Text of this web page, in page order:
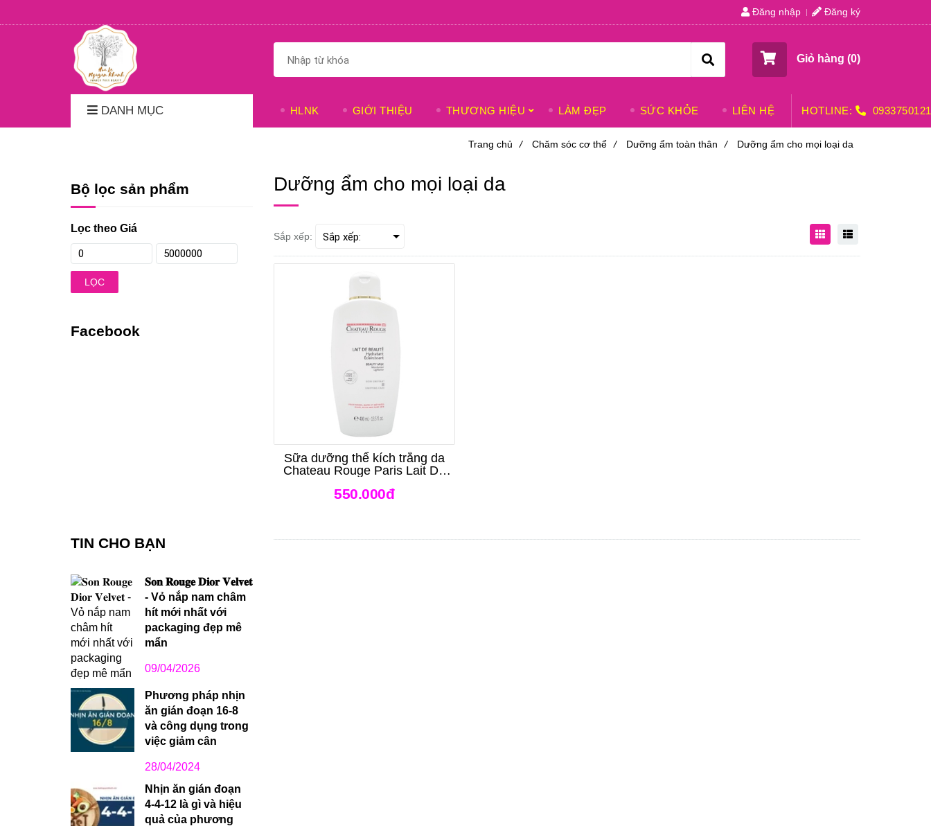
Đăng nhập Đăng ký
Giỏ hàng (0)
DANH MỤC HLNK GIỚI THIỆU THƯƠNG HIỆU LÀM ĐẸP SỨC KHỎE LIÊN HỆ HOTLINE: 0933750121
Trang chủ / Chăm sóc cơ thể / Dưỡng ẩm toàn thân / Dưỡng ẩm cho mọi loại da
Dưỡng ẩm cho mọi loại da
Sắp xếp:
Sữa dưỡng thể kích trắng da
Chateau Rouge Paris Lait De
550.000đ
Bộ lọc sản phẩm
Lọc theo Giá
LỌC
Facebook
TIN CHO BẠN
𝐒𝐨𝐧 𝐑𝐨𝐮𝐠𝐞 𝐃𝐢𝐨𝐫 𝐕𝐞𝐥𝐯𝐞𝐭
- Vỏ nắp nam châm
hít mới nhất với
packaging đẹp mê
mẩn
09/04/2026
Phương pháp nhịn
ăn gián đoạn 16-8
và công dụng trong
việc giảm cân
28/04/2024
Nhịn ăn gián đoạn
4-4-12 là gì và hiệu
quả của phương